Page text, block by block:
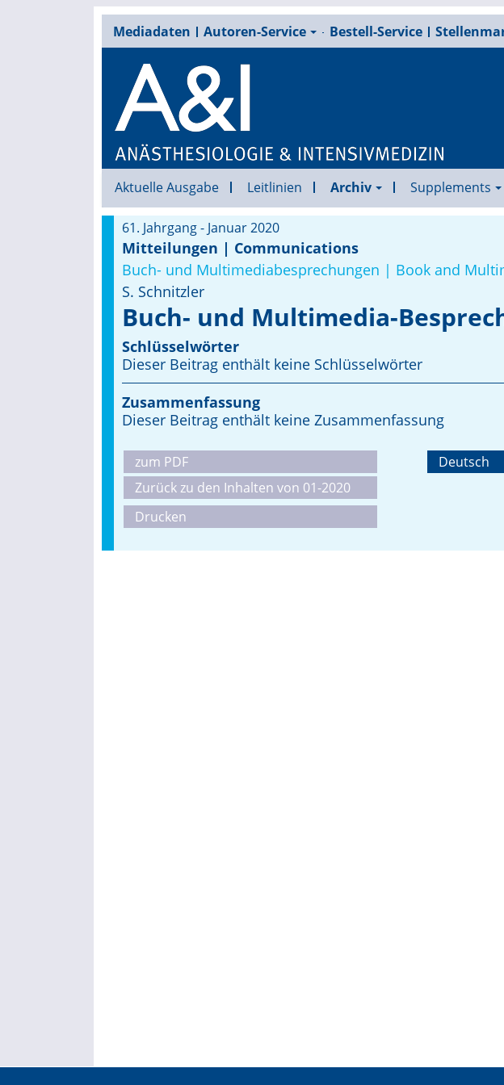
Mediadaten Autoren-Service Bestell-Service
Aktuelle Ausgabe Leitlinien Archiv Supplements
61. Jahrgang - Januar 2020
Mitteilungen | Communications
Buch- und Multimediabesprechungen | Book and
S. Schnitzler
Buch- und Multimedia-
Schlüsselwörter
Dieser Beitrag enthält keine Schlüsselwörter
Zusammenfassung
Dieser Beitrag enthält keine Zusammenfassung
zum PDF
Zurück zu den Inhalten von 01-2020
Drucken
Deutsch